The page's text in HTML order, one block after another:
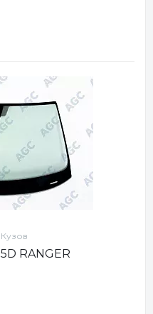
Кузов
5D RANGER